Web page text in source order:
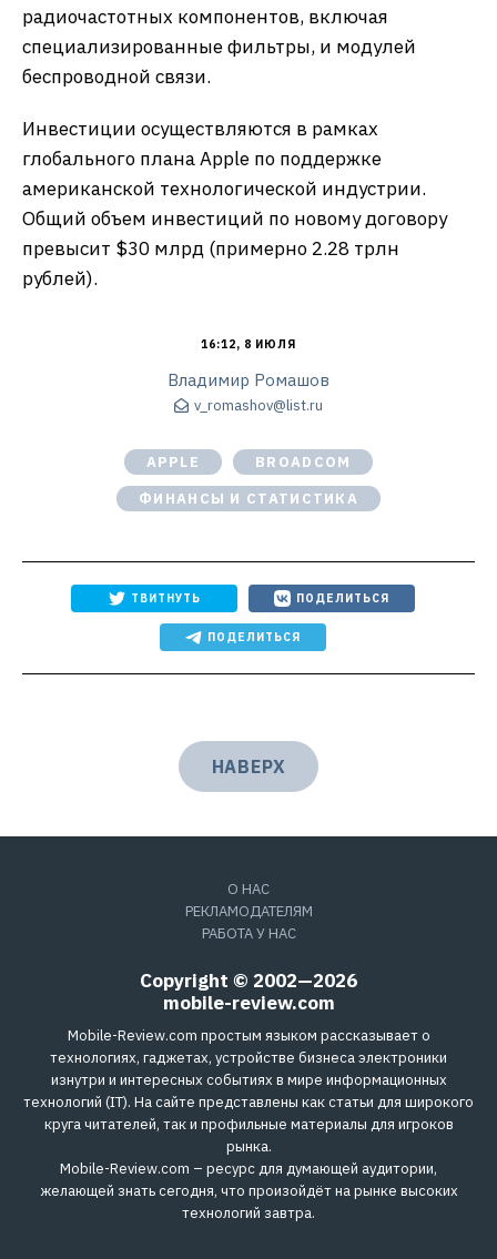
радиочастотных компонентов, включая
специализированные фильтры, и модулей
беспроводной связи.
Инвестиции осуществляются в рамках
глобального плана Apple по поддержке
американской технологической индустрии.
Общий объем инвестиций по новому договору
превысит $30 млрд (примерно 2.28 трлн
рублей).
16:12, 8 ИЮЛЯ
Владимир Ромашов
v_romashov@list.ru
APPLE
BROADCOM
ФИНАНСЫ И СТАТИСТИКА
ТВИТНУТЬ ПОДЕЛИТЬСЯ
ПОДЕЛИТЬСЯ
НАВЕРХ
О НАС
РЕКЛАМОДАТЕЛЯМ
РАБОТА У НАС
Copyright © 2002—2026
mobile-review.com
Mobile-Review.com простым языком рассказывает о
технологиях, гаджетах, устройстве бизнеса электроники
изнутри и интересных событиях в мире информационных
технологий (IT). На сайте представлены как статьи для широкого
круга читателей, так и профильные материалы для игроков
рынка.
Mobile-Review.com – ресурс для думающей аудитории,
желающей знать сегодня, что произойдёт на рынке высоких
технологий завтра.